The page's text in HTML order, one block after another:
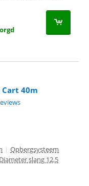
Cart 40m
reviews.
| Opbergsysteem
Diameter slang 12,5